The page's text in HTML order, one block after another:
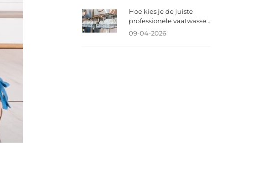
Hoe kies je de juiste
professionele vaatwasser
voor jouw horecazaak?
09-04-2026